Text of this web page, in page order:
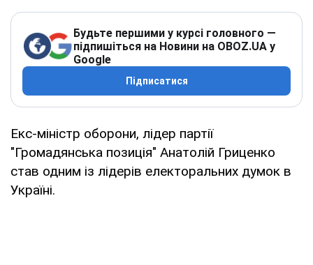
Будьте першими у курсі головного —
підпишіться на Новини на OBOZ.UA у
Google
Підписатися
Екс-міністр оборони, лідер партії
"Громадянська позиція" Анатолій Гриценко
став одним із лідерів електоральних думок в
Україні.